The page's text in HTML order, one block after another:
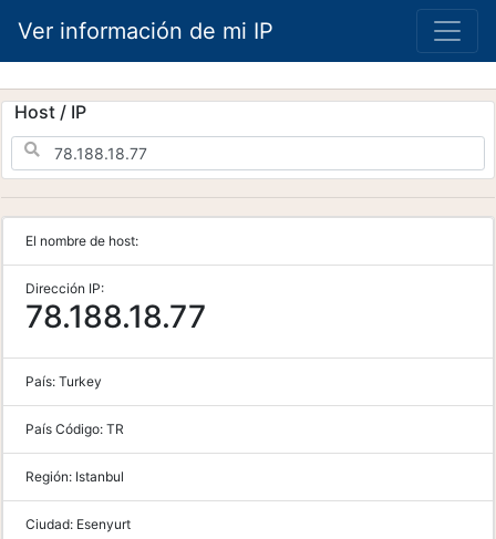
Ver información de mi IP
Host / IP
El nombre de host:
Dirección IP:
78.188.18.77
País: Turkey
País Código: TR
Región: Istanbul
Ciudad: Esenyurt